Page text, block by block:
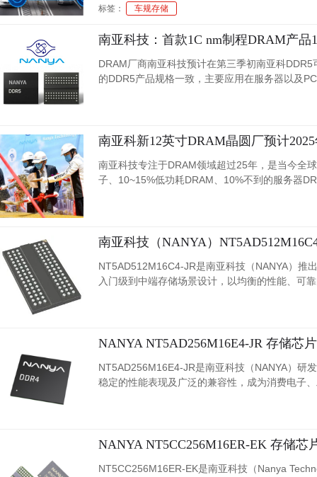
标签： 车规存储
南亚科技：首款1C nm制程DRAM产品
DRAM厂商南亚科技预计在第三季初南亚科
的DDR5产品规格一致，主要应用在服务器以及
南亚科新12英寸DRAM晶圆厂预计
南亚科技专注于DRAM领域超过25年，是当今全
子、10~15%低功耗DRAM、10%不到的服务器
南亚科技（NANYA）
NT5AD512M16C4-JR是南亚科技（NANYA）推
入门级到中端存储场景设计，以均衡的性能、可
NANYA NT5AD256M16E4-JR 存储芯
NT5AD256M16E4-JR是南亚科技（NANYA）研
稳定的性能表现及广泛的兼容性，成为消费电子
NANYA NT5CC256M16ER-EK 存储芯
NT5CC256M16ER-EK是南亚科技（Nanya